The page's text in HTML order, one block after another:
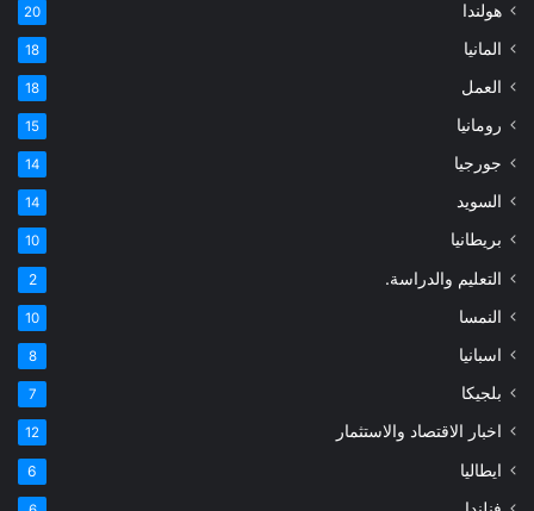
هولندا 20
المانيا 18
العمل 18
رومانيا 15
جورجيا 14
السويد 14
بريطانيا 10
التعليم والدراسة. 2
النمسا 10
اسبانيا 8
بلجيكا 7
اخبار الاقتصاد والاستثمار 12
ايطاليا 6